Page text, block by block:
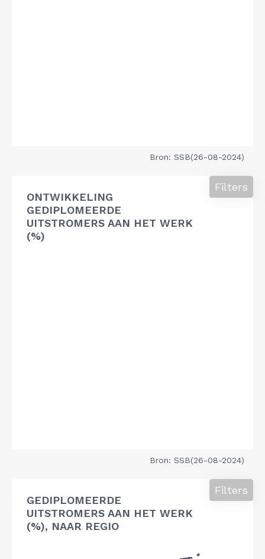
Bron: SSB(26-08-2024)
ONTWIKKELING
GEDIPLOMEERDE
UITSTROMERS AAN HET WERK
(%)
Filters
Bron: SSB(26-08-2024)
GEDIPLOMEERDE
UITSTROMERS AAN HET WERK
(%), NAAR REGIO
Filters